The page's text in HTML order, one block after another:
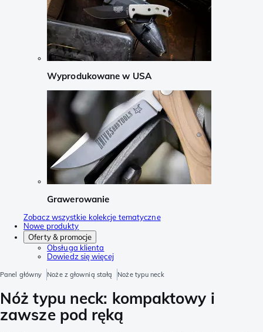
Wyprodukowane w USA
Grawerowanie
Zobacz wszystkie kolekcje tematyczne
Nowe produkty
Oferty & promocje
Obsługa klienta
Dowiedz się więcej
Panel główny Noże z głownią stałą Noże typu neck
Nóż typu neck: kompaktowy i
zawsze pod ręką